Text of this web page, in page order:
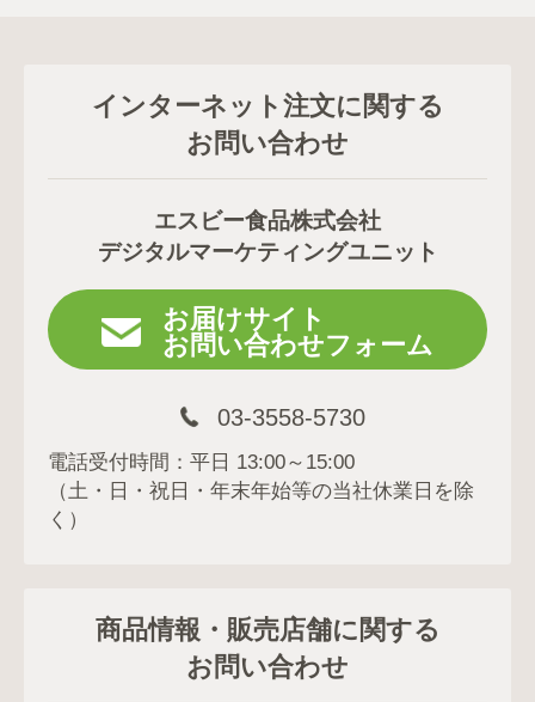
インターネット注文に関する
お問い合わせ
エスビー食品株式会社
デジタルマーケティングユニット
お届けサイト
お問い合わせフォーム
03-3558-5730
電話受付時間：平日 13:00～15:00
（土・日・祝日・年末年始等の当社休業日を除
く）
商品情報・販売店舗に関する
お問い合わせ